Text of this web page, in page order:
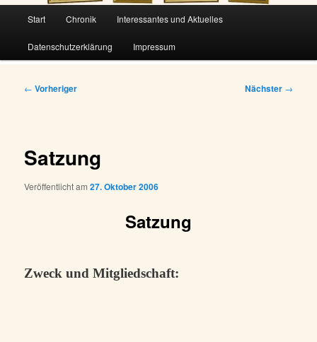
Start Chronik Interessantes und Aktuelles
Datenschutzerklärung Impressum
Beitragsnavigation
← Vorheriger Nächster →
Satzung
Veröffentlicht am27. Oktober 2006
Satzung
Zweck und Mitgliedschaft: